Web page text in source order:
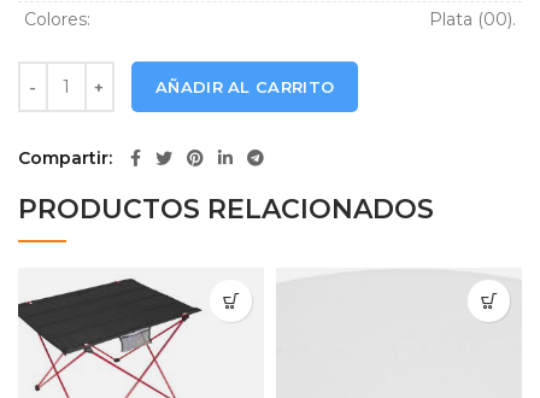
Colores:
Plata (00).
Set Herramientas Tecno H21 21 Piezas cantidad
AÑADIR AL CARRITO
Compartir
PRODUCTOS RELACIONADOS